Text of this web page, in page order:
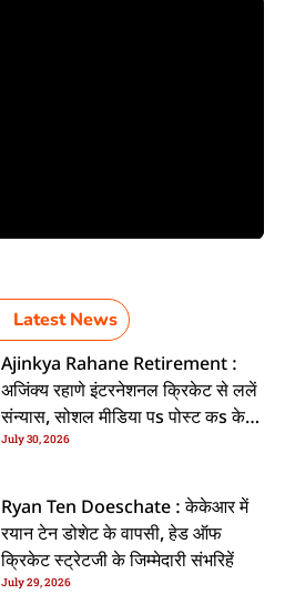
Latest News
Ajinkya Rahane Retirement :
अजिंक्य रहाणे इंटरनेशनल क्रिकेट से ललें
संन्यास, सोशल मीडिया पs पोस्ट कs के
कइलें एलान
July 30, 2026
Ryan Ten Doeschate : केकेआर में
रयान टेन डोशेट के वापसी, हेड ऑफ
क्रिकेट स्ट्रेटजी के जिम्मेदारी संभरिहें
July 29, 2026